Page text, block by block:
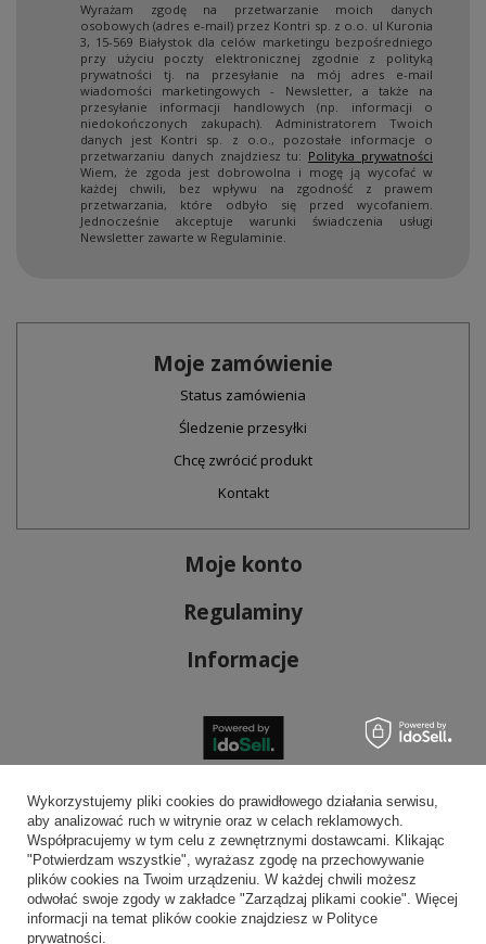
Wyrażam zgodę na przetwarzanie moich danych
osobowych (adres e-mail) przez Kontri sp. z o.o. ul Kuronia
3, 15-569 Białystok dla celów marketingu bezpośredniego
przy użyciu poczty elektronicznej zgodnie z polityką
prywatności tj. na przesyłanie na mój adres e-mail
wiadomości marketingowych - Newsletter, a także na
przesyłanie informacji handlowych (np. informacji o
niedokończonych zakupach). Administratorem Twoich
danych jest Kontri sp. z o.o., pozostałe informacje o
przetwarzaniu danych znajdziesz tu: Polityka prywatności
Wiem, że zgoda jest dobrowolna i mogę ją wycofać w
każdej chwili, bez wpływu na zgodność z prawem
przetwarzania, które odbyło się przed wycofaniem.
Jednocześnie akceptuje warunki świadczenia usługi
Newsletter zawarte w Regulaminie.
Moje zamówienie
Status zamówienia
Śledzenie przesyłki
Chcę zwrócić produkt
Kontakt
Moje konto
Regulaminy
Informacje
Bezpieczne płatności
Wygodna dostawa
Wykorzystujemy pliki cookies do prawidłowego działania serwisu,
aby analizować ruch w witrynie oraz w celach reklamowych.
Współpracujemy w tym celu z zewnętrznymi dostawcami. Klikając
"Potwierdzam wszystkie", wyrażasz zgodę na przechowywanie
plików cookies na Twoim urządzeniu. W każdej chwili możesz
odwołać swoje zgody w zakładce "Zarządzaj plikami cookie". Więcej
informacji na temat plików cookie znajdziesz w Polityce
prywatności.